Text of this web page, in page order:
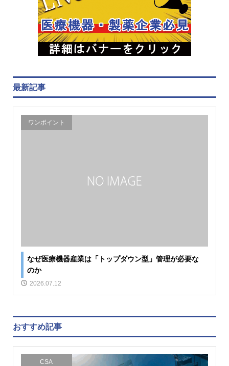
最新記事
ワンポイント
なぜ医療機器産業は「トップダウン型」管理が必要な
のか
2026.07.12
おすすめ記事
CSA